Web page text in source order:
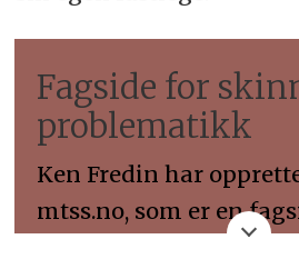
Fagside for
problematikk
Ken Fredin har
mtss.no, som er en